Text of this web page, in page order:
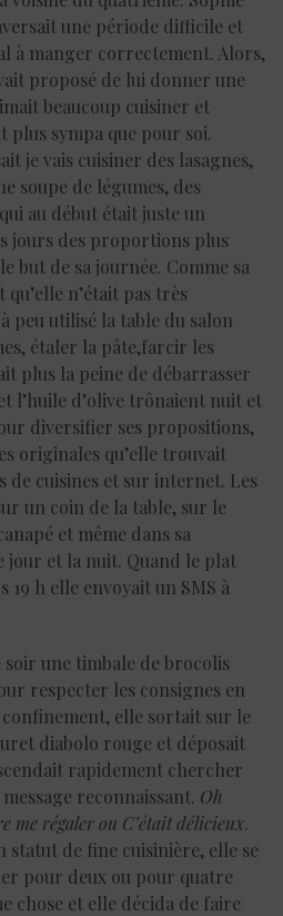
une période difficile et
à manger correctement. Alors,
proposé de lui donner une
beaucoup cuisiner et
plus sympa que pour soi.
je vais cuisiner des lasagnes,
soupe de légumes, des
au début était juste un
jours des proportions plus
but de sa journée. Comme sa
n’était pas très
peu utilisé la table du salon
étaler la pâte,farcir les
plus la peine de débarrasser
l’huile d’olive trônaient nuit et
diversifier ses propositions,
originales qu’elle trouvait
de cuisines et sur internet. Les
un coin de la table, sur le
et même dans sa
jour et la nuit. Quand le plat
h elle envoyait un SMS à
une timbale de brocolis
respecter les consignes en
elle sortait sur le
diabolo rouge et déposait
rapidement chercher
reconnaissant. Oh
me régaler ou C’était délicieux.
statut de fine cuisinière, elle se
pour deux ou pour quatre
chose et elle décida de faire